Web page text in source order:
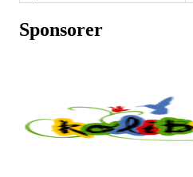
Sponsorer